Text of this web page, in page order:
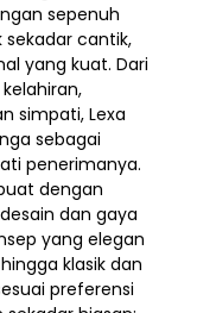
sepenuh
cantik,
yang kuat. Dari
simpati, Lexa
sebagai
penerimanya.
dengan
dan gaya
yang elegan
klasik dan
preferensi